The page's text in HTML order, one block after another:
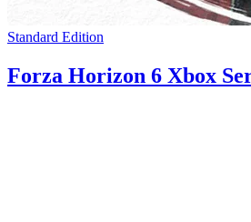
Standard Edition
Forza Horizon 6 Xbox